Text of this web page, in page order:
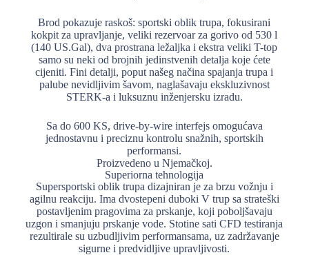
Brod pokazuje raskoš: sportski oblik trupa, fokusirani
kokpit za upravljanje, veliki rezervoar za gorivo od 530 l
(140 US.Gal), dva prostrana ležaljka i ekstra veliki T-top
samo su neki od brojnih jedinstvenih detalja koje ćete
cijeniti. Fini detalji, poput našeg načina spajanja trupa i
palube nevidljivim šavom, naglašavaju ekskluzivnost
STERK-a i luksuznu inženjersku izradu.
Sa do 600 KS, drive-by-wire interfejs omogućava
jednostavnu i preciznu kontrolu snažnih, sportskih
performansi.
Proizvedeno u Njemačkoj.
Superiorna tehnologija
Supersportski oblik trupa dizajniran je za brzu vožnju i
agilnu reakciju. Ima dvostepeni duboki V trup sa strateški
postavljenim pragovima za prskanje, koji poboljšavaju
uzgon i smanjuju prskanje vode. Stotine sati CFD testiranja
rezultirale su uzbudljivim performansama, uz zadržavanje
sigurne i predvidljive upravljivosti.